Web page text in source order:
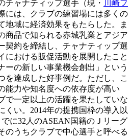
チャナティップ選手（現・ 川崎フ
には、クラブの練習場には多くの
地域に経済効果をもたらした。ま
商品で知られる赤城乳業とアジア
契約を締結し、チャナティップ選
における販促活動を展開したこと
ーの新しい事業機会創出」という
を達成した好事例だ。ただし、こ
能力や知名度への依存度が高い
で一定以上の活躍を果たしていな
くい。2014年の提携国枠の導入以
に32人のASEAN国籍のＪリーグ
のうちクラブで中心選手と呼べる